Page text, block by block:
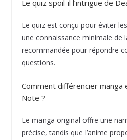
Le quiz spoil-il l’intrigue de
Le quiz est conçu pour éviter
une connaissance minimale de
recommandée pour répondre
questions.
Comment différencier manga
Note ?
Le manga original offre une
précise, tandis que l’anime